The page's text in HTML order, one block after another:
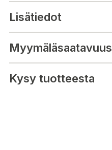
Lisätiedot
Myymäläsaatavuus
Kysy tuotteesta